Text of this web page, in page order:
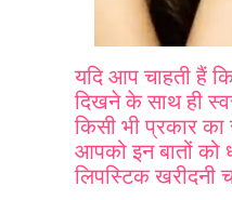
यदि आप चाहती हैं
दिखने के साथ ही
किसी भी प्रकार
आपको इन बातों को
लिपस्टिक खरीदनी